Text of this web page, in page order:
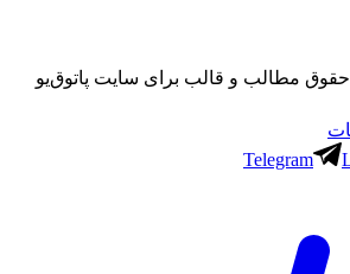
مطالب و قالب برای سایت پاتوق‌یو